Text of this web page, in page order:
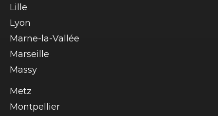
Lille
Lyon
Marne-la-Vallée
Marseille
Massy
Metz
Montpellier